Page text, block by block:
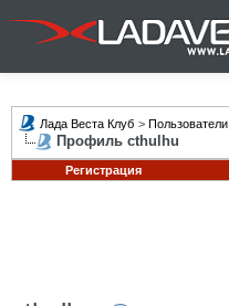
Лада Веста Клуб > Пользователи
Профиль cthulhu
Регистрация